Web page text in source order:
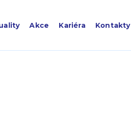
Akce Kariéra Kontakty